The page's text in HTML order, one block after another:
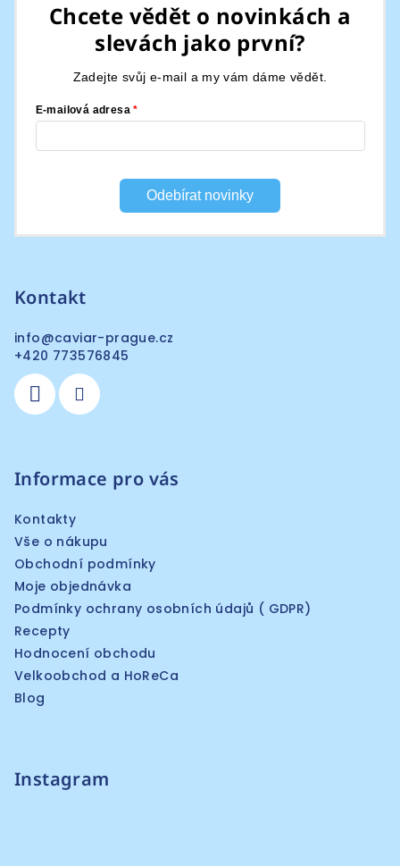
Chcete vědět o novinkách a
slevách jako první?
Zadejte svůj e-mail a my vám dáme vědět.
E-mailová adresa
Odebírat novinky
Kontakt
info@caviar-prague.cz
+420 773576845
Informace pro vás
Kontakty
Vše o nákupu
Obchodní podmínky
Moje objednávka
Podmínky ochrany osobních údajů ( GDPR)
Recepty
Hodnocení obchodu
Velkoobchod a HoReCa
Blog
Instagram